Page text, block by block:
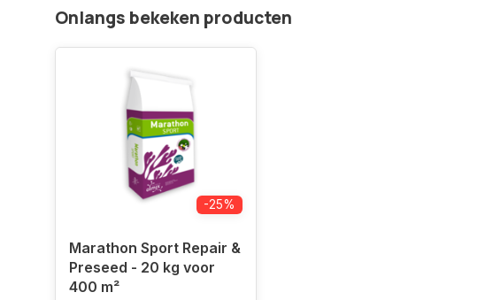
Onlangs bekeken producten
-25%
Marathon Sport Repair &
Preseed - 20 kg voor
400 m²